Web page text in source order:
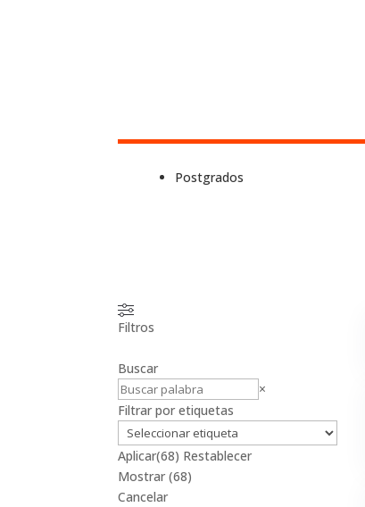
Postgrados
Filtros
Buscar
Buscar
×
Filtrar por etiquetas
Aplicar(68) Restablecer
Mostrar (68)
Cancelar